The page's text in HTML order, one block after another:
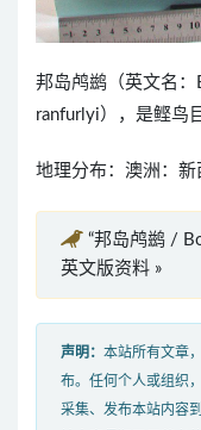
邦岛鸬鹚（英文名：
ranfurlyi），是鲣鸟
地理分布：澳洲：新
“邦岛鸬鹚 /
英文版资料 »
声明： 本站所有文章
布。任何个人或组织
采集、发布本站内容